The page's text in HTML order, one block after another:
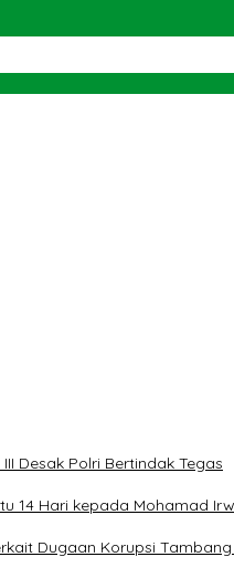
Desak Polri Bertindak Tegas
14 Hari kepada Mohamad
Dugaan Korupsi